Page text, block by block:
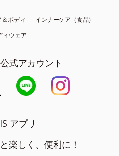
＆ボディ
インナーケア（食品）
ィウェア
式アカウント
アプリ
楽しく、便利に！